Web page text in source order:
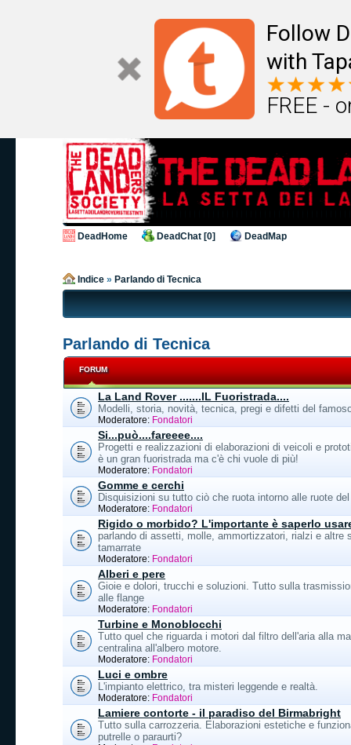
Follow
with
FREE -
DeadHome DeadChat [0] DeadMap
Indice » Parlando di Tecnica
Parlando di Tecnica
FORUM
La Land Rover .......IL Fuoristrada....
Modelli, storia, novità, tecnica, pregi e difetti del
Moderatore: Fondatori
Si...può....fareeee....
Progetti e realizzazioni di elaborazioni di veicoli e
è un gran fuoristrada ma c'è chi vuole di più!
Moderatore: Fondatori
Gomme e cerchi
Disquisizioni su tutto ciò che ruota intorno alle ruote
Moderatore: Fondatori
Rigido o morbido? L'importante è saperlo
parlando di assetti, molle, ammortizzatori, rialzi e altre
tamarrate
Moderatore: Fondatori
Alberi e pere
Gioie e dolori, trucchi e soluzioni. Tutto sulla
alle flange
Moderatore: Fondatori
Turbine e Monoblocchi
Tutto quel che riguarda i motori dal filtro dell'aria alla
centralina all'albero motore.
Moderatore: Fondatori
Luci e ombre
L'impianto elettrico, tra misteri leggende e realtà.
Moderatore: Fondatori
Lamiere contorte - il paradiso del Birmabright
Tutto sulla carrozzeria. Elaborazioni estetiche e
putrelle o paraurti?